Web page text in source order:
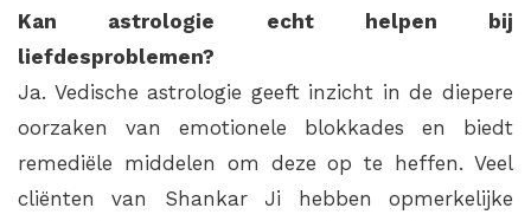
Kan astrologie echt helpen bij
liefdesproblemen?
Ja. Vedische astrologie geeft inzicht in de diepere
oorzaken van emotionele blokkades en biedt
remediële middelen om deze op te heffen. Veel
cliënten van Shankar Ji hebben opmerkelijke